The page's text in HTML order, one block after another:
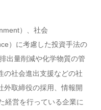
）、社会
）に考慮した投資手法の
出量削減や化学物質の管
の社会進出支援などの社
外取締役の採用、情報開
経営を行っている企業に